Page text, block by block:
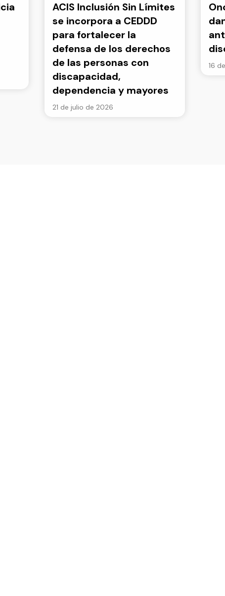
ACIS Inclusión Sin Límites
se incorpora a CEDDD
para fortalecer la
defensa de los derechos
de las personas con
discapacidad,
dependencia y mayores
21 de julio de 2026
16